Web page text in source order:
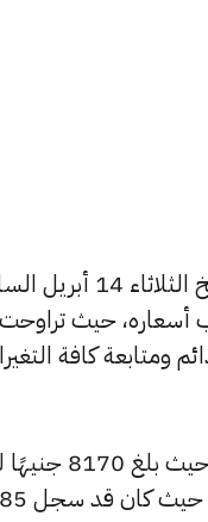
حيث تراوحت
بشكل دائم ومتابعة